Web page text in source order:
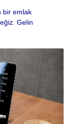
bir emlak
Gelin